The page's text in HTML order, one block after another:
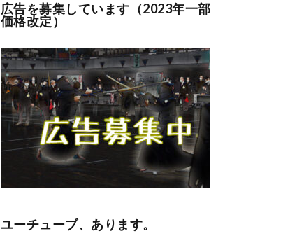
広告を募集しています（2023年一部
価格改定）
ユーチューブ、あります。